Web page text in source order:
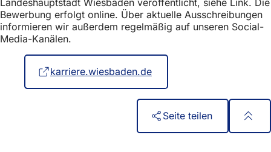
Bewerbung erfolgt online. Über aktuelle Ausschreibungen
informieren wir außerdem regelmäßig auf unseren Social-
Media-Kanälen.
karriere.wiesbaden.de(Öffnet
einem
neuen
Tab)Seite teilen